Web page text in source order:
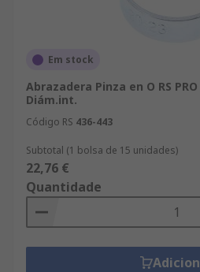
Em stock
Abrazadera Pinza en O RS
Diám.int.
Código RS 436-443
Subtotal (1 bolsa de 15 unidades)
22,76 €
Quantidade